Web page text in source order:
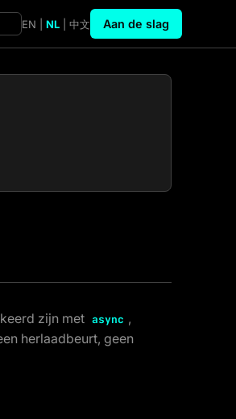
EN NL| 中文 Aan de slag
zijn met async ,
herlaadbeurt, geen